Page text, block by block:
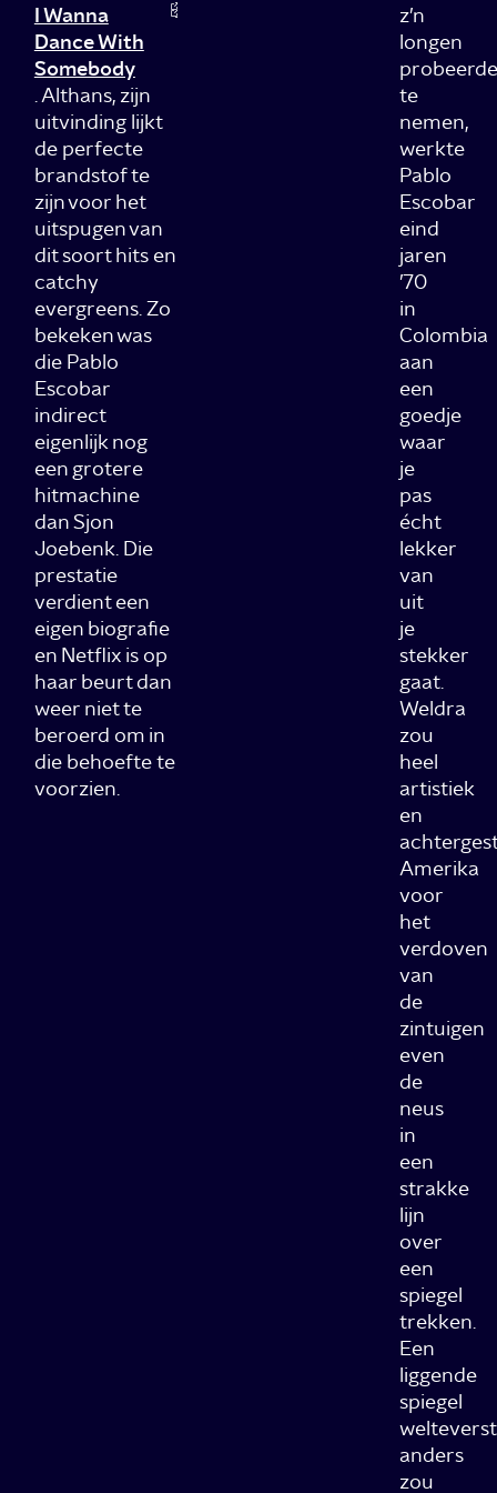
I Wanna
Dance With
Somebody
. Althans, zijn
uitvinding lijkt
de perfecte
brandstof te
zijn voor het
uitspugen van
dit soort hits en
catchy
evergreens. Zo
bekeken was
die Pablo
Escobar
indirect
eigenlijk nog
een grotere
hitmachine
dan Sjon
Joebenk. Die
prestatie
verdient een
eigen biografie
en Netflix is op
haar beurt dan
weer niet te
beroerd om in
die behoefte te
voorzien.
z’n
longen
probeerde
te
nemen,
werkte
Pablo
Escobar
eind
jaren
’70
in
Colombia
aan
een
goedje
waar
je
pas
écht
lekker
van
uit
je
stekker
gaat.
Weldra
zou
heel
artistiek
en
Amerika
voor
het
verdoven
van
de
zintuigen
even
de
neus
in
een
strakke
lijn
over
een
spiegel
trekken.
Een
liggende
spiegel
anders
zou